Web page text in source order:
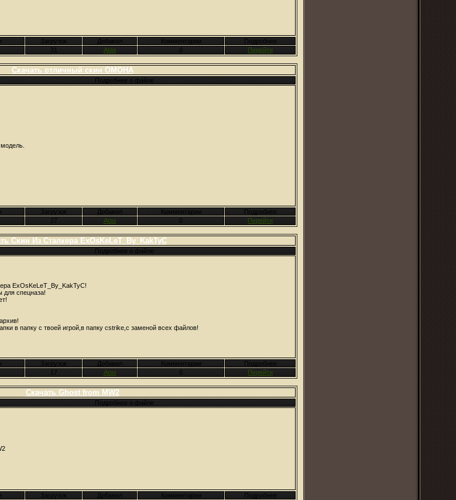
Загрузок Добавил Комментарии
Подробнее
31 Atas 0 Перейти
Скачать отличный скин ОМОНА
Подробнее о файле
Загрузок Добавил Комментарии
Подробнее
27 Atas 0 Перейти
Скин Из Сталкера ExOsKeLeT_By_KakTyC
Подробнее о файле
ExOsKeLeT_By_KakTyC!
для спецназа!
в папку с твоей игрой,в папку cstrike,с заменой всех файлов!
Загрузок Добавил Комментарии
Подробнее
17 Atas 0 Перейти
Скачать Ghost from MW2
Подробнее о файле
Загрузок Добавил Комментарии
Подробнее